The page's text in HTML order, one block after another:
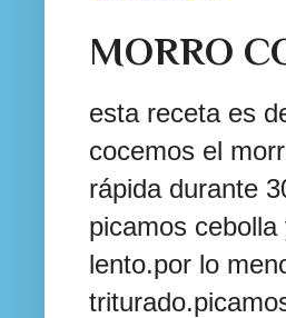
MORRO
esta receta es
cocemos el
rápidadurante
picamos
lento.por lo